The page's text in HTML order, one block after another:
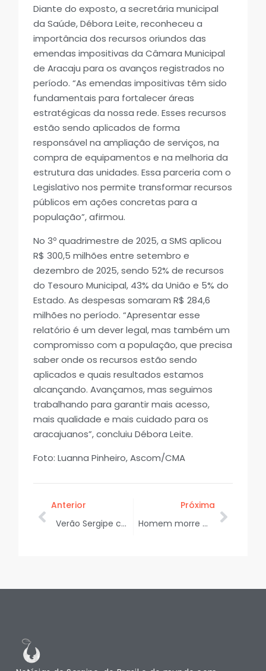
Diante do exposto, a secretária municipal
da Saúde, Débora Leite, reconheceu a
importância dos recursos oriundos das
emendas impositivas da Câmara Municipal
de Aracaju para os avanços registrados no
período. “As emendas impositivas têm sido
fundamentais para fortalecer áreas
estratégicas da nossa rede. Esses recursos
estão sendo aplicados de forma
responsável na ampliação de serviços, na
compra de equipamentos e na melhoria da
estrutura das unidades. Essa parceria com o
Legislativo nos permite transformar recursos
públicos em ações concretas para a
população”, afirmou.
No 3º quadrimestre de 2025, a SMS aplicou
R$ 300,5 milhões entre setembro e
dezembro de 2025, sendo 52% de recursos
do Tesouro Municipal, 43% da União e 5% do
Estado. As despesas somaram R$ 284,6
milhões no período. “Apresentar esse
relatório é um dever legal, mas também um
compromisso com a população, que precisa
saber onde os recursos estão sendo
aplicados e quais resultados estamos
alcançando. Avançamos, mas seguimos
trabalhando para garantir mais acesso,
mais qualidade e mais cuidado para os
aracajuanos”, concluiu Débora Leite.
Foto: Luanna Pinheiro, Ascom/CMA
Anterior
Verão Sergipe chega ao Abaís com entrega de kits do projeto Coleta do Bem
Próxima
Homem morre e 27 pessoas ficam feridas após ataque de abelhas em Capela